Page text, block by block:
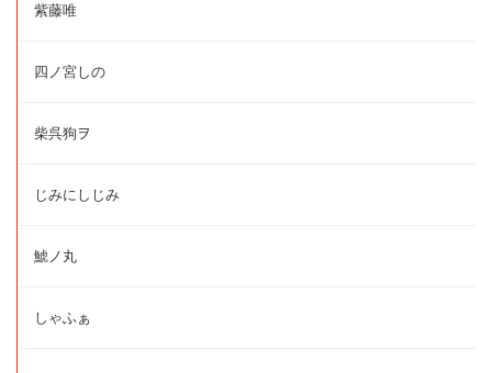
紫藤唯
四ノ宮しの
柴呉狗ヲ
じみにしじみ
鯱ノ丸
しゃふぁ